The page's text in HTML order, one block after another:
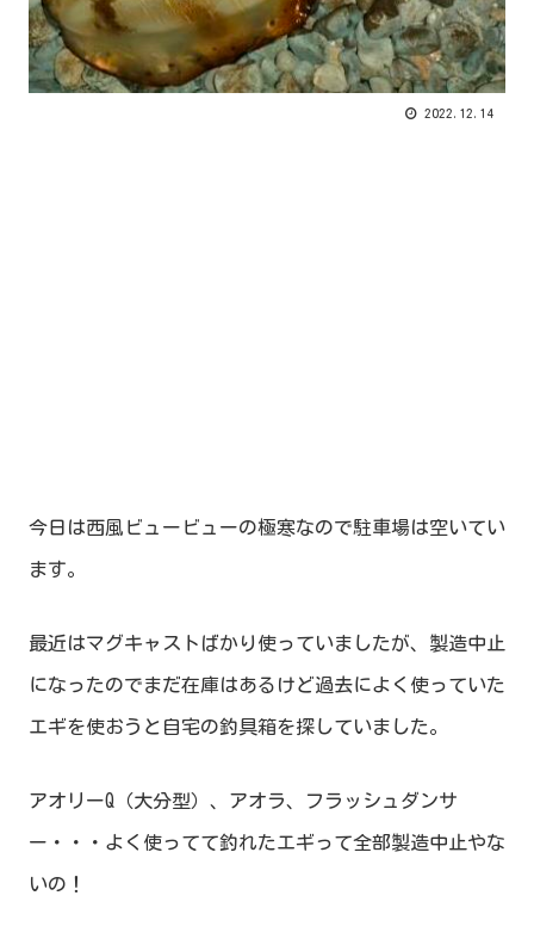
2022.12.14
今日は西風ビュービューの極寒なので駐車場は空いてい
ます。
最近はマグキャストばかり使っていましたが、製造中止
になったのでまだ在庫はあるけど過去によく使っていた
エギを使おうと自宅の釣具箱を探していました。
アオリーQ（大分型）、アオラ、フラッシュダンサ
ー・・・よく使ってて釣れたエギって全部製造中止やな
いの！